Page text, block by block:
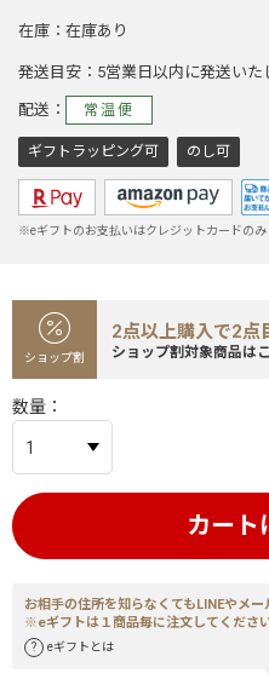
在庫 在庫あり
発送目安 5営業日以内に発送いた
配送 常温便
ギフトラッピング可 のし可
※eギフトのお支払いはクレジットカードのみ
ショップ割
2点以上購入で2点
ショップ割対象商品は
数量
カート
お相手の住所を知らなくてもLINEやメー
※eギフトは１商品毎に注文してください
eギフトとは